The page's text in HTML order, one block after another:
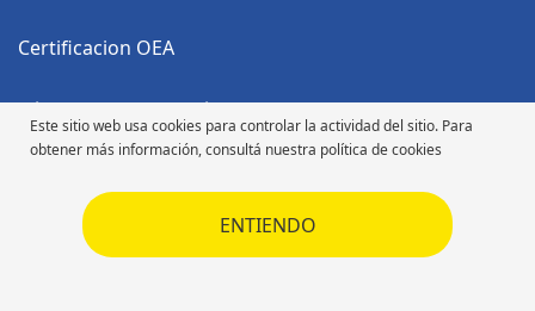
Este sitio web usa cookies para controlar la actividad del sitio. Para
obtener más información, consultá nuestra política de cookies
ENTIENDO
Certificacion OEA
Código Anticorrupción
Código de Ética